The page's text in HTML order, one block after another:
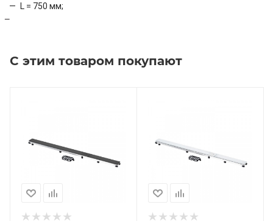
L = 750 мм;
С этим товаром покупают